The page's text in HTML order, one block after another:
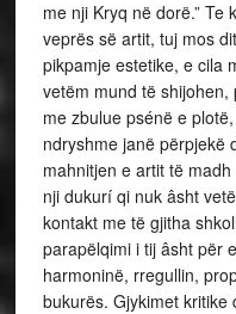
me nji Kryq në dorë.”
veprës së artit, tuj mos
pikpamje estetike, e cila
vetëm mund të
me zbulue psénë e
ndryshme janë përpjekë
mahnitjen e artit të
nji dukurí qi nuk âsht
kontakt me të gjitha
parapëlqimi i tij âsht për
harmoninë, rregullin,
bukurës. Gjykimet